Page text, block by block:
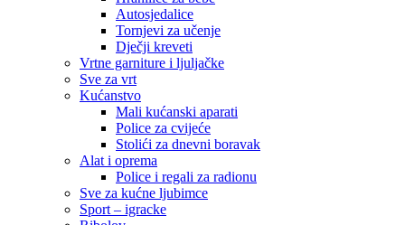
Autosjedalice
Tornjevi za učenje
Dječji kreveti
Vrtne garniture i ljuljačke
Sve za vrt
Kućanstvo
Mali kućanski aparati
Police za cvijeće
Stolići za dnevni boravak
Alat i oprema
Police i regali za radionu
Sve za kućne ljubimce
Sport – igracke